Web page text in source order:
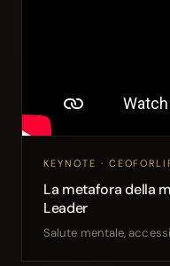
KEYNOTE ·
La metafora della
Leader
Salute mentale,